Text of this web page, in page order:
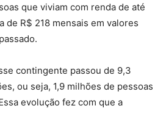
que viviam com renda de até
de R$ 218 mensais em valores
contingente passou de 9,3
ou seja, 1,9 milhões de pessoas
evolução fez com que a